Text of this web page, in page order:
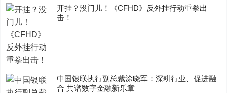
开挂？没门儿！《CFHD》反外挂行动重拳出
击！
中国银联执行副总裁涂晓军：深耕行业、促进融
合 共谱数字金融新乐章